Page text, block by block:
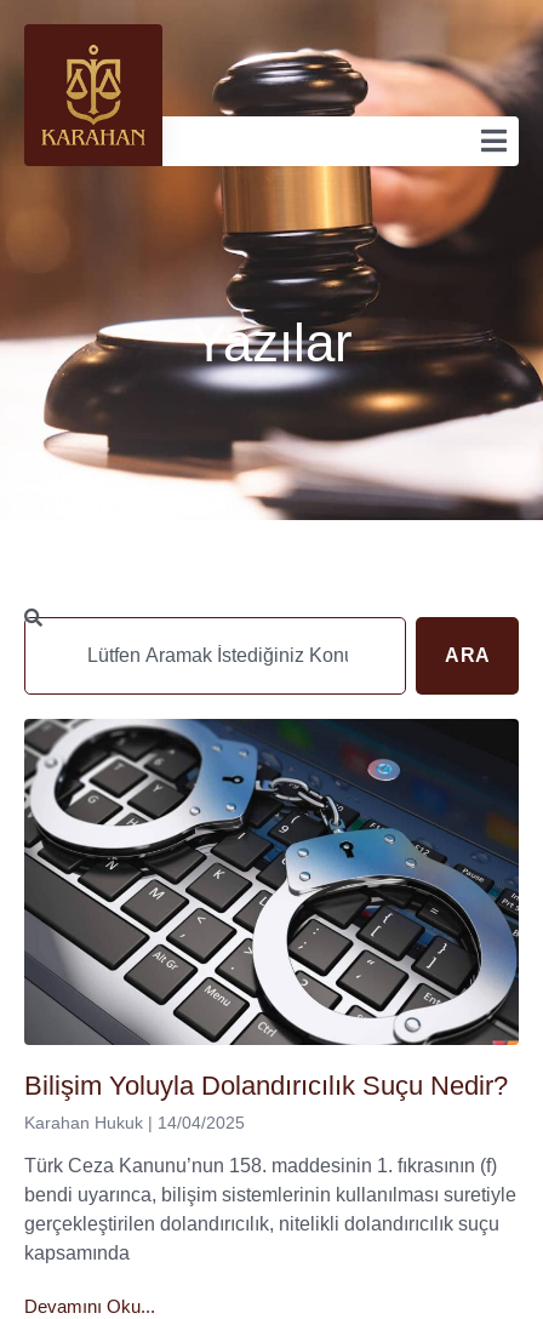
Yazılar
ARA
Bilişim Yoluyla Dolandırıcılık Suçu Nedir?
Karahan Hukuk 14/04/2025
Türk Ceza Kanunu’nun 158. maddesinin 1. fıkrasının (f)
bendi uyarınca, bilişim sistemlerinin kullanılması suretiyle
gerçekleştirilen dolandırıcılık, nitelikli dolandırıcılık suçu
kapsamında
Devamını Oku...